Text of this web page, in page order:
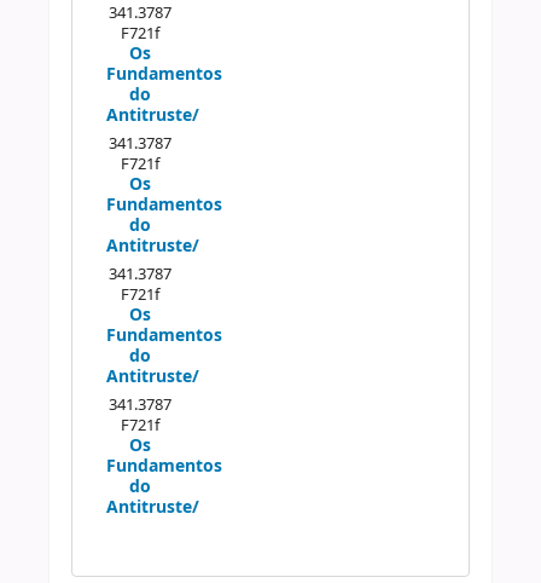
341.3787
F721f
Os
Fundamentos
do
Antitruste/
341.3787
F721f
Os
Fundamentos
do
Antitruste/
341.3787
F721f
Os
Fundamentos
do
Antitruste/
341.3787
F721f
Os
Fundamentos
do
Antitruste/